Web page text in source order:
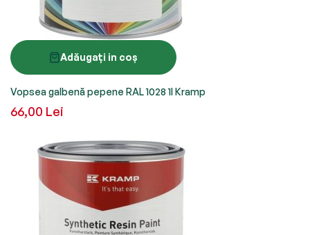
Adăugați in coș
Vopsea galbenă pepene RAL 1028 1l Kramp
66,00 Lei